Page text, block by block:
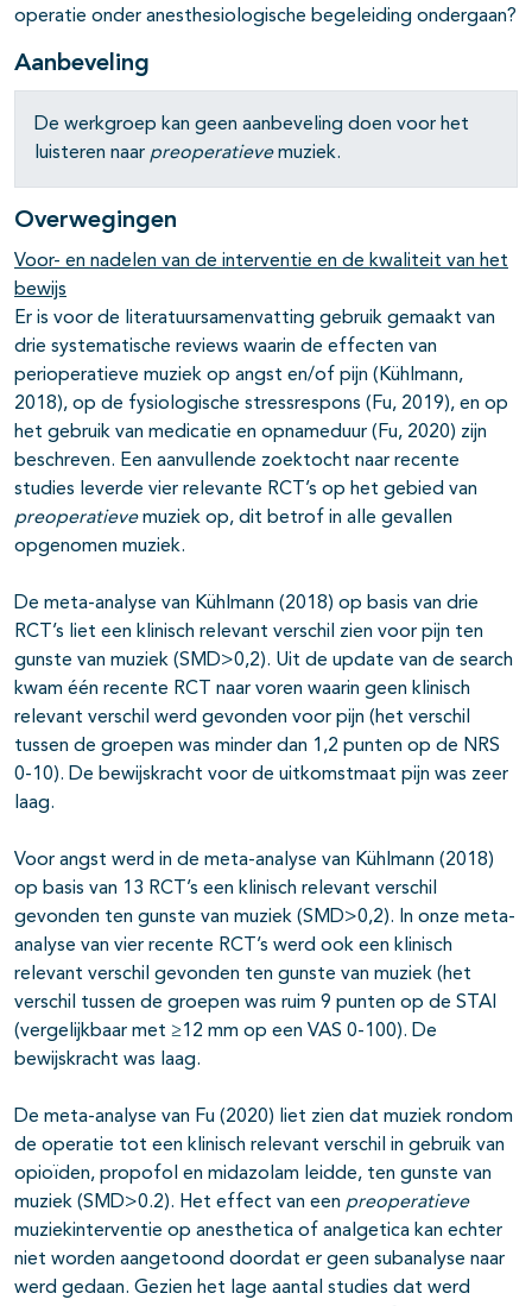
open- en dichtklappen
operatie onder anesthesiologische begeleiding ondergaan?
Aanbeveling
De werkgroep kan geen aanbeveling doen voor het
luisteren naar preoperatievemuziek.
Overwegingen
Voor- en nadelen van de interventie en de kwaliteit van het
bewijs
Er is voor de literatuursamenvatting gebruik gemaakt van
drie systematische reviews waarin de effecten van
perioperatieve muziek op angst en/of pijn (Kühlmann,
2018), op de fysiologische stressrespons (Fu, 2019), en op
het gebruik van medicatie en opnameduur (Fu, 2020) zijn
beschreven. Een aanvullende zoektocht naar recente
studies leverde vier relevante RCT’s op het gebied van
preoperatievemuziek op, dit betrof in alle gevallen
opgenomen muziek.
De meta-analyse van Kühlmann (2018) op basis van drie
RCT’s liet een klinisch relevant verschil zien voor pijn ten
gunste van muziek (SMD>0,2). Uit de update van de search
kwam één recente RCT naar voren waarin geen klinisch
relevant verschil werd gevonden voor pijn (het verschil
tussen de groepen was minder dan 1,2 punten op de NRS
0-10). De bewijskracht voor de uitkomstmaat pijn was zeer
laag.
Voor angst werd in de meta-analyse van Kühlmann (2018)
op basis van 13 RCT’s een klinisch relevant verschil
gevonden ten gunste van muziek (SMD>0,2). In onze meta-
analyse van vier recente RCT’s werd ook een klinisch
relevant verschil gevonden ten gunste van muziek (het
verschil tussen de groepen was ruim 9 punten op de STAI
(vergelijkbaar met ≥12 mm op een VAS 0-100). De
bewijskracht was laag.
De meta-analyse van Fu (2020) liet zien dat muziek rondom
de operatie tot een klinisch relevant verschil in gebruik van
opioïden, propofol en midazolam leidde, ten gunste van
muziek (SMD>0.2). Het effect van een preoperatieve
muziekinterventie op anesthetica of analgetica kan echter
niet worden aangetoond doordat er geen subanalyse naar
werd gedaan. Gezien het lage aantal studies dat werd